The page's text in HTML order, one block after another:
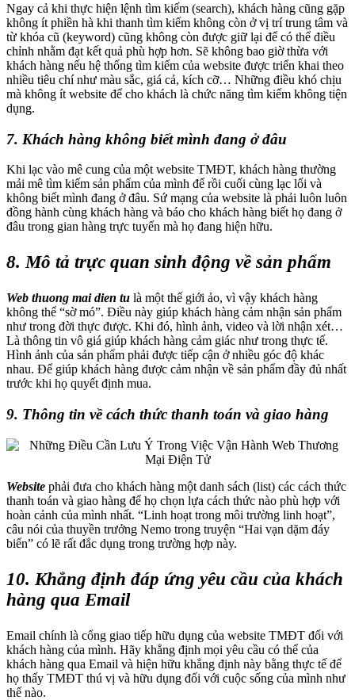
Ngay cả khi thực hiện lệnh tìm kiếm (search), khách hàng cũng gặp
không ít phiền hà khi thanh tìm kiếm không còn ở vị trí trung tâm và
từ khóa cũ (keyword) cũng không còn được giữ lại để có thể điều
chỉnh nhằm đạt kết quả phù hợp hơn. Sẽ không bao giờ thừa với
khách hàng nếu hệ thống tìm kiếm của website được triển khai theo
nhiều tiêu chí như màu sắc, giá cả, kích cỡ… Những điều khó chịu
mà không ít website để cho khách là chức năng tìm kiếm không tiện
dụng.
7. Khách hàng không biết mình đang ở đâu
Khi lạc vào mê cung của một website TMĐT, khách hàng thường
mải mê tìm kiếm sản phẩm của mình để rồi cuối cùng lạc lối và
không biết mình đang ở đâu. Sứ mạng của website là phải luôn luôn
đồng hành cùng khách hàng và báo cho khách hàng biết họ đang ở
đâu trong gian hàng trực tuyến mà họ đang hiện hữu.
8. Mô tả trực quan sinh động về sản phẩm
Web thuong mai dien tu là một thế giới ảo, vì vậy khách hàng
không thể “sờ mó”. Điều này giúp khách hàng cảm nhận sản phẩm
như trong đời thực được. Khi đó, hình ảnh, video và lời nhận xét…
Là thông tin vô giá giúp khách hàng cảm giác như trong thực tế.
Hình ảnh của sản phẩm phải được tiếp cận ở nhiều góc độ khác
nhau. Để giúp khách hàng được cảm nhận về sản phẩm đầy đủ nhất
trước khi họ quyết định mua.
9. Thông tin về cách thức thanh toán và giao hàng
Website phải đưa cho khách hàng một danh sách (list) các cách thức
thanh toán và giao hàng để họ chọn lựa cách thức nào phù hợp với
hoàn cảnh của mình nhất. “Linh hoạt trong môi trường linh hoạt”,
câu nói của thuyền trưởng Nemo trong truyện “Hai vạn dặm đáy
biển” có lẽ rất đắc dụng trong trường hợp này.
10. Khẳng định đáp ứng yêu cầu của khách
hàng qua Email
Email chính là cổng giao tiếp hữu dụng của website TMĐT đối với
khách hàng của mình. Hãy khẳng định mọi yêu cầu có thể của
khách hàng qua Email và hiện hữu khẳng định này bằng thực tế để
họ thấy TMĐT thú vị và hữu dụng đối với cuộc sống của mình như
thế nào.